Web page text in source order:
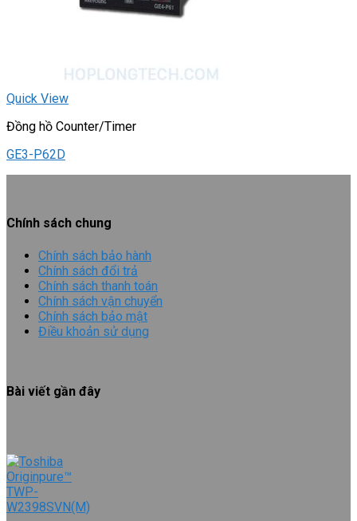
Quick View
Đồng hồ Counter/Timer
GE3-P62D
Chính sách chung
Chính sách bảo hành
Chính sách đổi trả
Chính sách thanh toán
Chính sách vận chuyển
Chính sách bảo mật
Điều khoản sử dụng
Bài viết gần đây